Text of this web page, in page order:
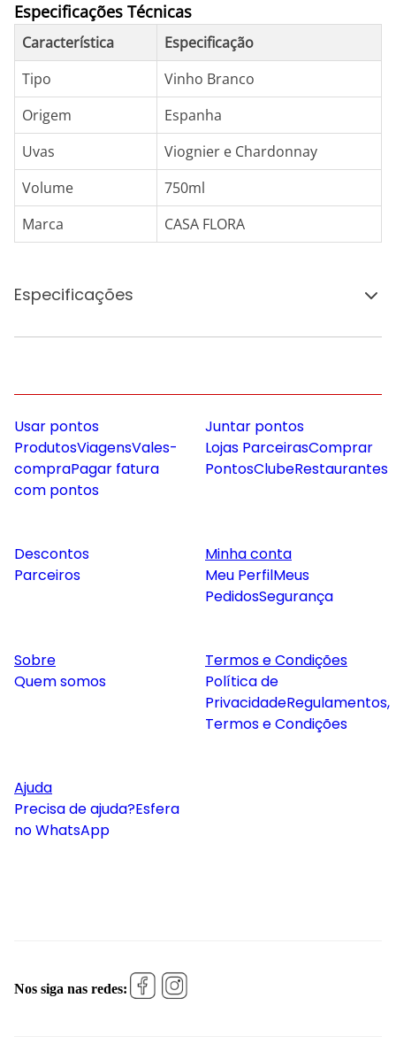
Especificações Técnicas
Característica
Especificação
Tipo
Vinho Branco
Origem
Espanha
Uvas
Viognier e Chardonnay
Volume
750ml
Marca
CASA FLORA
Especificações
Usar pontos
ProdutosViagensVales-
compraPagar fatura
com pontos
Juntar pontos
Lojas ParceirasComprar
PontosClubeRestaurantes
Descontos
Parceiros
Minha conta
Meu PerfilMeus
PedidosSegurança
Sobre
Quem somos
Termos e Condições
Política de
PrivacidadeRegulamentos,
Termos e Condições
Ajuda
Precisa de ajuda?Esfera
no WhatsApp
Nos siga nas redes: